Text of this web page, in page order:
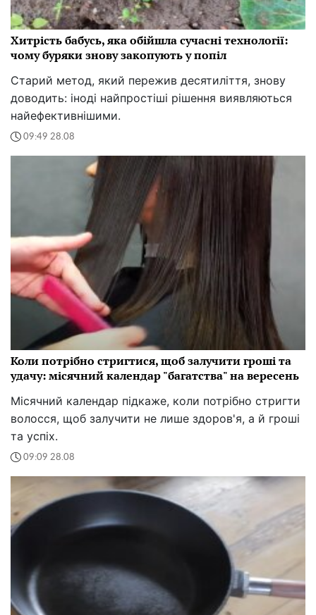
Хитрість бабусь, яка обійшла сучасні технології:
чому буряки знову закопують у попіл
Старий метод, який пережив десятиліття, знову
доводить: іноді найпростіші рішення виявляються
найефективнішими.
09:49 28.08
Коли потрібно стригтися, щоб залучити гроші та
удачу: місячний календар "багатства" на вересень
Місячний календар підкаже, коли потрібно стригти
волосся, щоб залучити не лише здоров'я, а й гроші
та успіх.
09:09 28.08